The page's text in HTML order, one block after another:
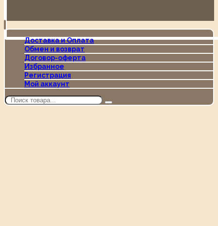
Доставка и Оплата
Обмен и возврат
Договор-оферта
Избранное
Регистрация
Мой аккаунт